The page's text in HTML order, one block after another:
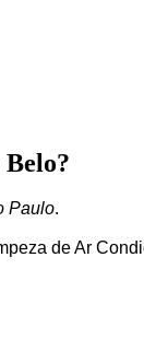
Paulo.
de Ar